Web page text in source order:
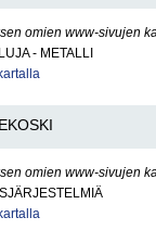
omien www-sivujen
- METALLI
omien www-sivujen